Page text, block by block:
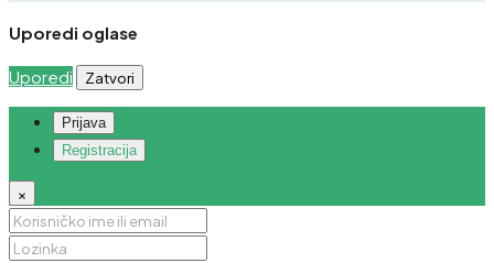
Uporedi oglase
Uporedi Zatvori
Prijava
Registracija
×